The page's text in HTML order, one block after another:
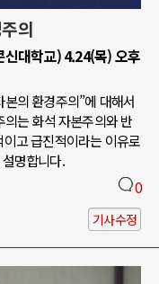
의
대학교) 4.24(목) 오후
의 환경주의”에 대해서
는 화석 자본주의와 반
고 급진적이라는 이유로
명합니다.
0
기사수정